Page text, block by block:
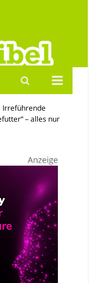
Irreführende
– alles nur